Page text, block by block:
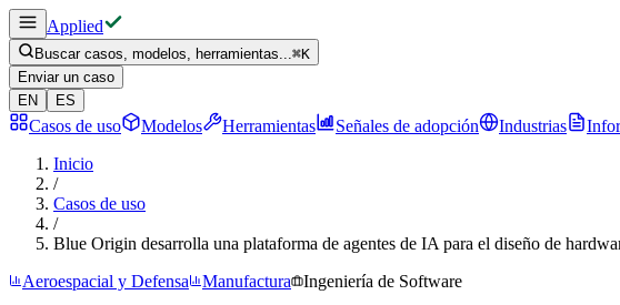
Applied
Buscar casos, modelos, herramientas...⌘K
Enviar un caso
EN
ES
Casos de uso Modelos Herramientas Señales de adopción Industrias
Inicio
/
Casos de uso
/
Blue Origin desarrolla una plataforma de agentes de IA para el diseño de
Aeroespacial y Defensa
Manufactura Ingeniería de Software